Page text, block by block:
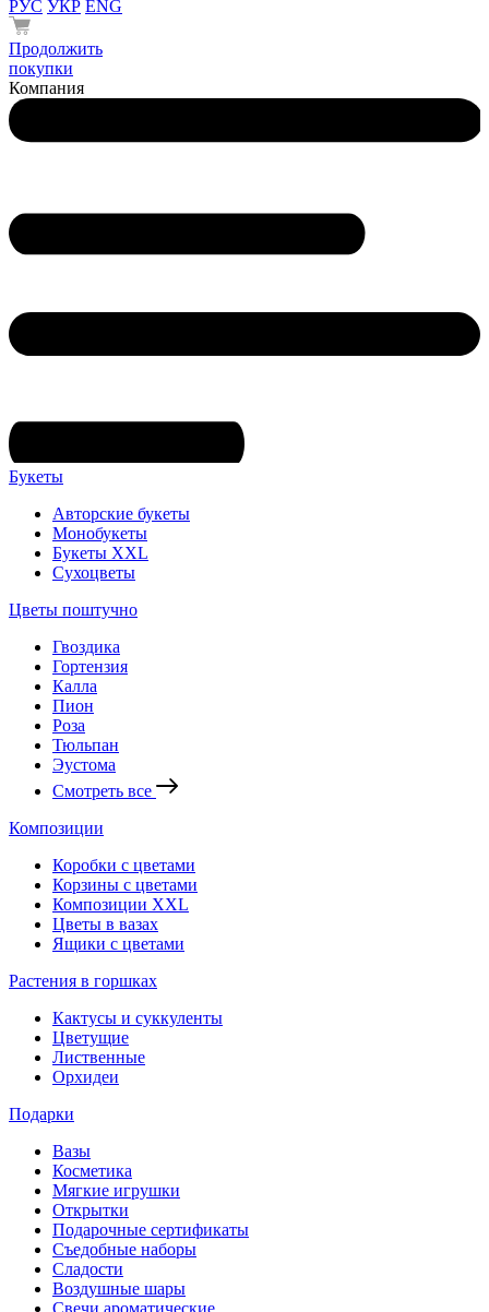
РУС УКР ENG
Продолжить
покупки
Компания
Букеты
Авторские букеты
Монобукеты
Букеты XXL
Сухоцветы
Цветы поштучно
Гвоздика
Гортензия
Калла
Пион
Роза
Тюльпан
Эустома
Смотреть все
Композиции
Коробки с цветами
Корзины с цветами
Композиции XXL
Цветы в вазах
Ящики с цветами
Растения в горшках
Кактусы и суккуленты
Цветущие
Лиственные
Орхидеи
Подарки
Вазы
Косметика
Мягкие игрушки
Открытки
Подарочные сертификаты
Съедобные наборы
Сладости
Воздушные шары
Свечи ароматические